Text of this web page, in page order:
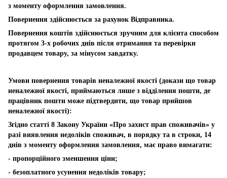
з моменту оформлення замовлення.
Повернення здійснюється за рахунок Відправника.
Повернення коштів здійснюється зручним для клієнта способом
протягом 3-х робочих днів після отримання та перевірки
продавцем товару, за мінусом завдатку.
Умови повернення товарів неналежної якості (докази що товар
неналежної якості, приймаються лише з відділення пошти, де
працівник пошти може підтвердити, що товар прийшов
неналежної якості):
Згідно статті 8 Закону України «Про захист прав споживачів» у
разі виявлення недоліків споживач, в порядку та в строки, 14
днів з моменту оформлення замовлення, має право вимагати:
- пропорційного зменшення ціни;
- безоплатного усунення недоліків товару;